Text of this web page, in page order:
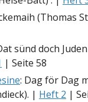
(Thomas
sünd doch
| Seite 58
: Dag för Dag
| Heft 2 |